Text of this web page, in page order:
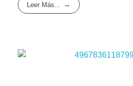
Leer Más...